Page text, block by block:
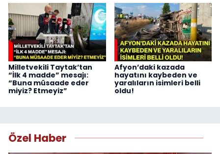
Milletvekili Taytak’tan
“İlk 4 madde” mesajı:
“Buna müsaade eder
miyiz? Etmeyiz”
Afyon’daki kazada
hayatını kaybeden ve
yaralıların isimleri belli
oldu!
Özel Haber